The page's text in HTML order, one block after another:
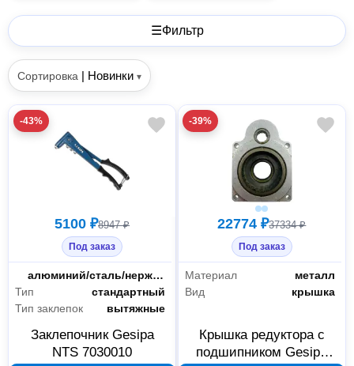
☰Фильтр
Сортировка | Новинки ▾
-43%
5100 ₽8947 ₽
Под заказ
Материал заклепок
алюминий/сталь/нержавеющая сталь/медь
Тип
стандартный
Тип заклепок
вытяжные
Заклепочник Gesipa
NTS 7030010
-39%
22774 ₽37334 ₽
Под заказ
Материал
металл
Вид
крышка
Крышка редуктора с
подшипником Gesipa